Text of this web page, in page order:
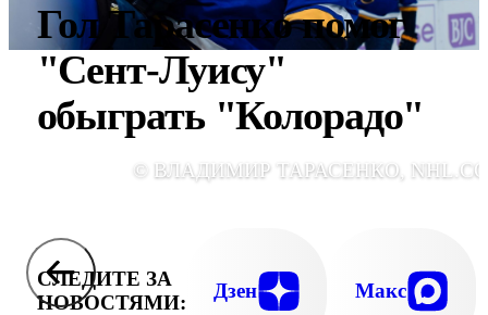
Гол Тарасенко помог
"Сент-Луису"
обыграть "Колорадо"
© ВЛАДИМИР ТАРАСЕНКО,
СЛЕДИТЕ ЗА
НОВОСТЯМИ:
Дзен Макс